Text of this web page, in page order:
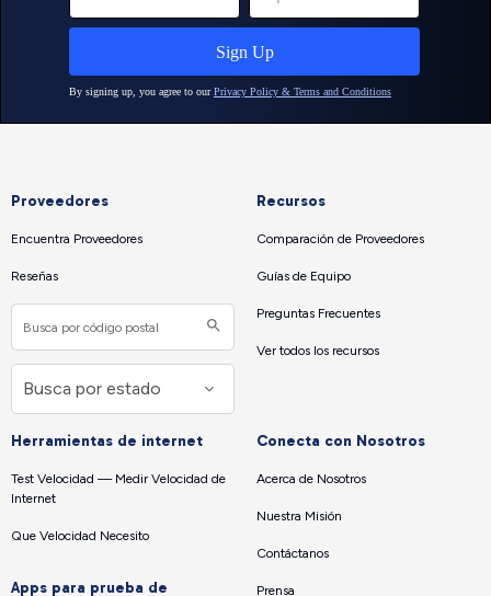
Proveedores
Encuentra Proveedores
Reseñas
Recursos
Comparación de Proveedores
Guías de Equipo
Preguntas Frecuentes
Ver todos los recursos
Herramientas de internet
Test Velocidad — Medir Velocidad de
Internet
Que Velocidad Necesito
Apps para prueba de
Conecta con Nosotros
Acerca de Nosotros
Nuestra Misión
Contáctanos
Prensa